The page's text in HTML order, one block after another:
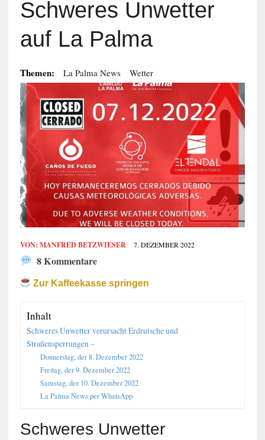
Schweres Unwetter
auf La Palma
Themen: La Palma News Wetter
VON: MANFRED BETZWIESER 7. DEZEMBER 2022
8 Kommentare
Zur Kaffeekasse springen
Inhalt
Schweres Unwetter verursacht Erdrutsche und
Straßensperrungen –
Donnerstag, der 8. Dezember 2022
Freitag, der 9. Dezember 2022
Samstag, der 10. Dezember 2022
La Palma News per WhatsApp
Schweres Unwetter